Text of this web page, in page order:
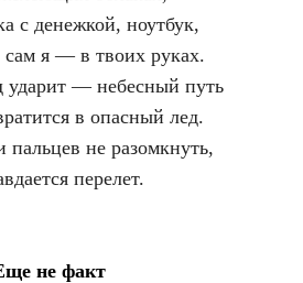
с денежкой, ноутбук,
сам я — в твоих руках.
ударит — небесный путь
в опасный лед.
пальцев не разомкнуть,
перелет.
не факт